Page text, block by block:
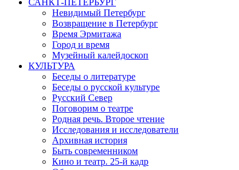
Невидимый Петербург
Возвращение в Петербург
Время Эрмитажа
Город и время
Музейный калейдоскоп
КУЛЬТУРА
Беседы о литературе
Беседы о русской культуре
Русский Север
Поговорим о театре
Родная речь. Второе чтение
Исследования и исследователи
Архивная история
Быть современником
Кино и театр. 25-й кадр